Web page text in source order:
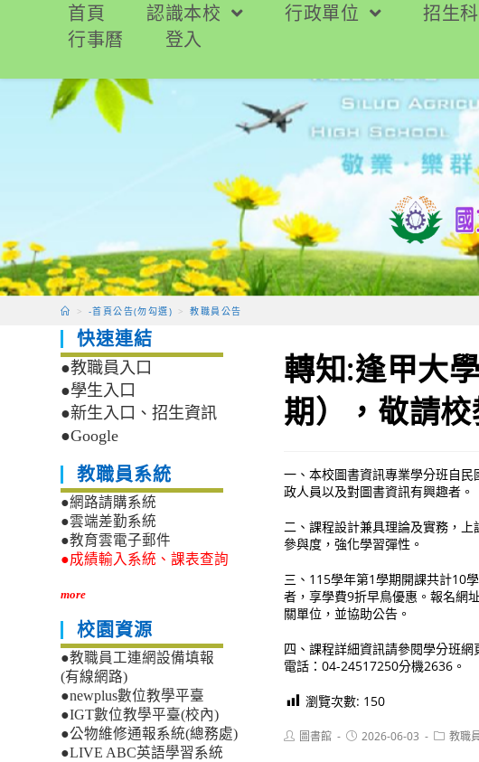
要
首頁 認識本校 行政單位 招生科
行事曆
登入
> -首頁公告(勿勾選) > 教職員公告
轉知:逢甲大
期），敬請
一、本校圖書資訊專業學分班自
政人員以及對圖書資訊有興趣者。
二、課程設計兼具理論及實務，
參與度，強化學習彈性。
三、115學年第1學期開課共計10
者，享學費9折早鳥優惠。報名網
關單位，並協助公告。
四、課程詳細資訊請參閱學分班
電話：04-24517250分機2636。
瀏覽次數: 150
Post圖書館
Post2026-06-03
Post教職
快速連結
●教職員入口
●學生入口
●新生入口、招生資訊
●Google
教職員系統
●網路請購系統
●雲端差勤系統
●教育雲電子郵件
●成績輸入系統、課表查詢
more
校園資源
●教職員工連網設備填報
(有線網路)
●newplus數位教學平臺
●IGT數位教學平臺(校內)
●公物維修通報系統(總務處)
●LIVE ABC英語學習系統